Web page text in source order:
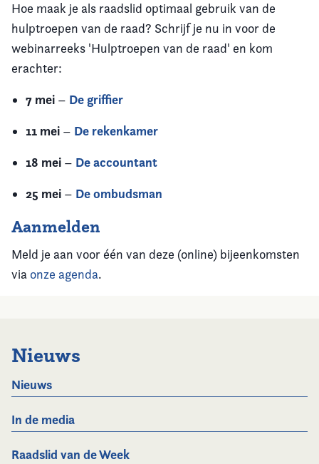
Hoe maak je als raadslid optimaal gebruik van de
hulptroepen van de raad? Schrijf je nu in voor de
webinarreeks 'Hulptroepen van de raad' en kom
erachter:
7 mei – De griffier
11 mei – De rekenkamer
18 mei – De accountant
25 mei – De ombudsman
Aanmelden
Meld je aan voor één van deze (online) bijeenkomsten
via onze agenda.
Nieuws
Nieuws
In de media
Raadslid van de Week